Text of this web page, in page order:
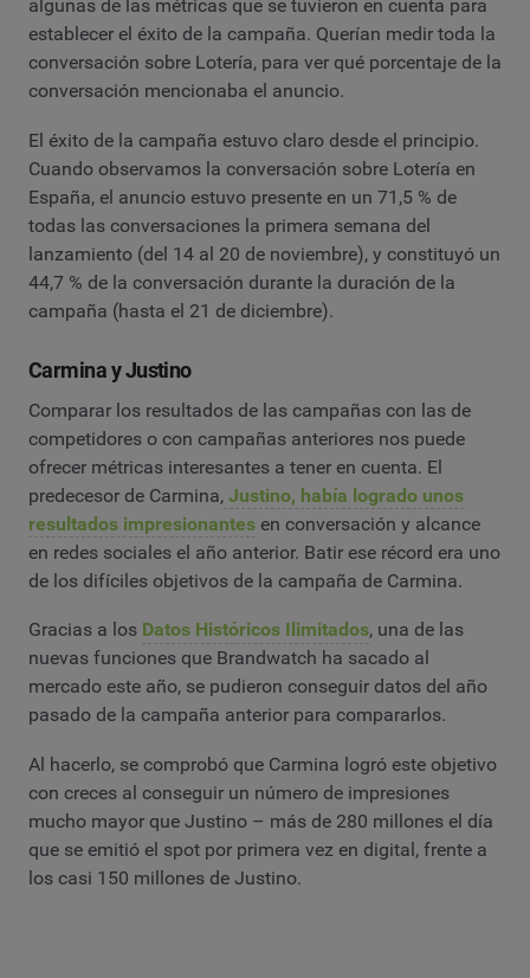
algunas de las métricas que se tuvieron en cuenta para
establecer el éxito de la campaña. Querían medir toda la
conversación sobre Lotería, para ver qué porcentaje de la
conversación mencionaba el anuncio.
El éxito de la campaña estuvo claro desde el principio.
Cuando observamos la conversación sobre Lotería en
España, el anuncio estuvo presente en un 71,5 % de
todas las conversaciones la primera semana del
lanzamiento (del 14 al 20 de noviembre), y constituyó un
44,7 % de la conversación durante la duración de la
campaña (hasta el 21 de diciembre).
Carmina y Justino
Comparar los resultados de las campañas con las de
competidores o con campañas anteriores nos puede
ofrecer métricas interesantes a tener en cuenta. El
predecesor de Carmina, Justino, había logrado unos
resultados impresionantes en conversación y alcance
en redes sociales el año anterior. Batir ese récord era uno
de los difíciles objetivos de la campaña de Carmina.
Gracias a los Datos Históricos Ilimitados, una de las
nuevas funciones que Brandwatch ha sacado al
mercado este año, se pudieron conseguir datos del año
pasado de la campaña anterior para compararlos.
Al hacerlo, se comprobó que Carmina logró este objetivo
con creces al conseguir un número de impresiones
mucho mayor que Justino – más de 280 millones el día
que se emitió el spot por primera vez en digital, frente a
los casi 150 millones de Justino.